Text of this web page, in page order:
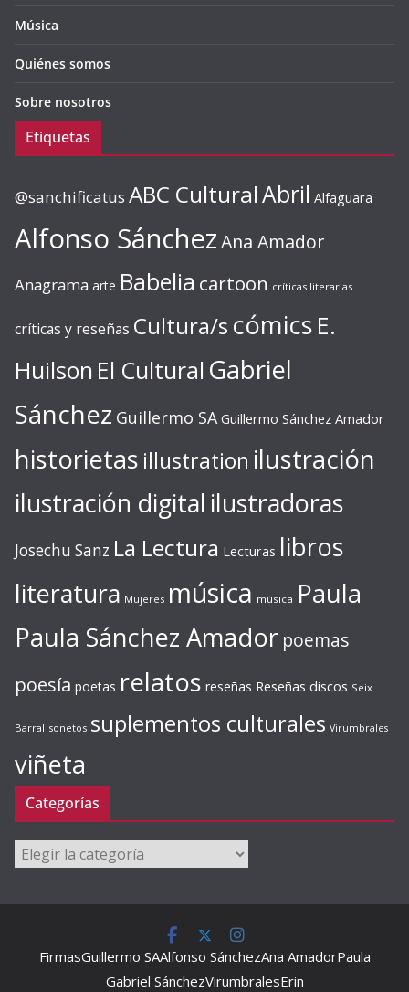
Música
Quiénes somos
Sobre nosotros
Etiquetas
@sanchificatus ABC CulturalAbril Alfaguara
Alfonso SánchezAna Amador
Anagrama arte Babelia cartoon críticas literarias
críticas y reseñas Cultura/s cómics E.
Huilson El Cultural Gabriel
Sánchez Guillermo SA Guillermo Sánchez Amador
historietas illustration ilustración
ilustración digital ilustradoras
Josechu Sanz La Lectura Lecturas libros
literatura Mujeres música música Paula
Paula Sánchez Amador poemas
poesía poetas relatos reseñas Reseñas discos Seix
Barral sonetos suplementos culturales Virumbrales
viñeta
Categorías
Categorías
FirmasGuillermo SAAlfonso SánchezAna AmadorPaula
Gabriel SánchezVirumbralesErin